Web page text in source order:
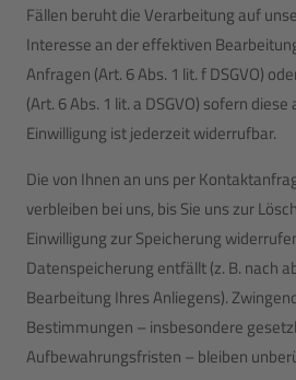
Fällen beruht die Verarbeitung auf
Interesse an der effektiven
Anfragen (Art. 6 Abs. 1 lit. f DSGVO)
(Art. 6 Abs. 1 lit. a DSGVO) sofern
Einwilligung ist jederzeit widerrufbar.
Die von Ihnen an uns per
verbleiben bei uns, bis Sie uns zur
Einwilligung zur Speicherung
Datenspeicherung entfällt (z. B. nach
Bearbeitung Ihres Anliegens).
Bestimmungen – insbesondere
Aufbewahrungsfristen – bleiben